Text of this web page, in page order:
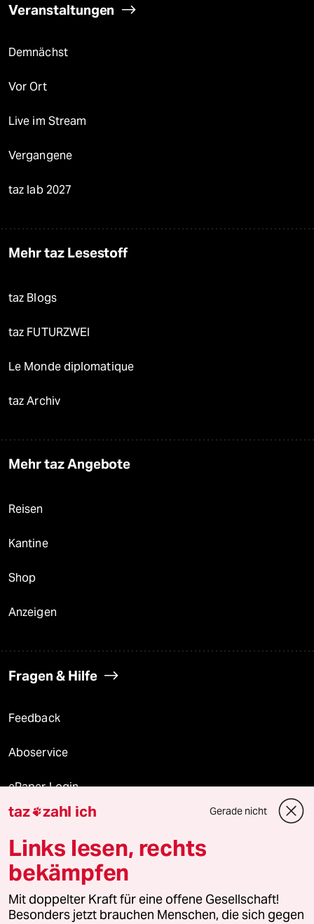
Veranstaltungen
Demnächst
Vor Ort
Live im Stream
Vergangene
taz lab 2027
Mehr taz Lesestoff
taz Blogs
taz FUTURZWEI
Le Monde diplomatique
taz Archiv
Mehr taz Angebote
Reisen
Kantine
Shop
Anzeigen
Fragen & Hilfe
Feedback
Aboservice
ePaper Login
Downloads für Abonnierende
© 2026 taz Verlags und Vertriebs GmbH
Alle Rechte vorbehalten. Bei rechtlichen Fragen oder für Genehmigungen
wenden Sie sich bitte an
lizenzen@taz.de
taz zahl ich Gerade nicht
Links lesen, rechts
bekämpfen
Mit doppelter Kraft für eine offene Gesellschaft!
Besonders jetzt brauchen Menschen, die sich gegen